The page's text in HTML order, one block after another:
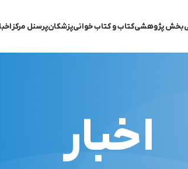
بخش پژوهشیکتاب و کتاب خوانیپزشکانپرسنل مرکز
اخبار